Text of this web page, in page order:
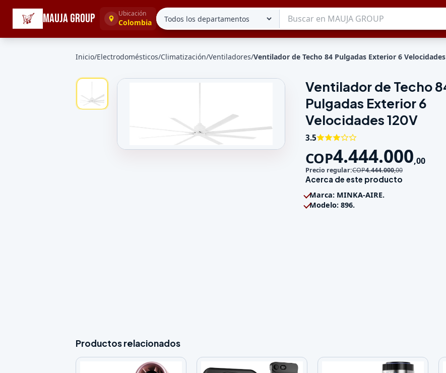
MAUJA GROUP Ubicación
Colombia
Tu lista
Favoritos
☰ Categorías
Inicio/Electrodomésticos/Climatización/Ventiladores/Ventilador de Techo 84 Pulgadas Exterior 6
Galeria de Ventilador de Techo 84 Pulgadas Exterior 6 Velocidades 120V
Ventilador de Techo
Pulgadas Exterior 6
Velocidades 120V
3.5
COP4.444.000,00
Precio regular:COP4.444.000,00
Acerca de este producto
Marca: MINKA-AIRE.
Modelo: 896.
Productos relacionados